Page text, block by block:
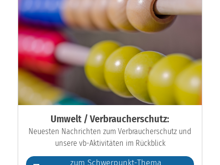
Umwelt / Verbraucherschutz:
Neuesten Nachrichten zum Verbraucherschutz und
unsere vb-Aktivitäten im Rückblick
zum Schwerpunkt-Thema